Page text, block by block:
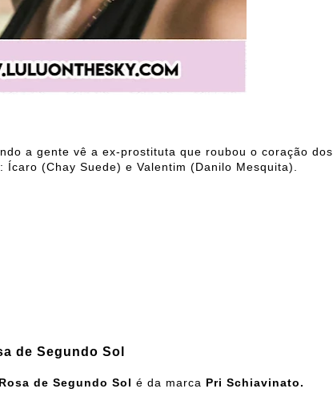
a gente vê a ex-prostituta que roubou o coração dos
(Chay Suede) e Valentim (Danilo Mesquita).
de Segundo Sol
Rosa de Segundo Sol é da marca Pri Schiavinato.